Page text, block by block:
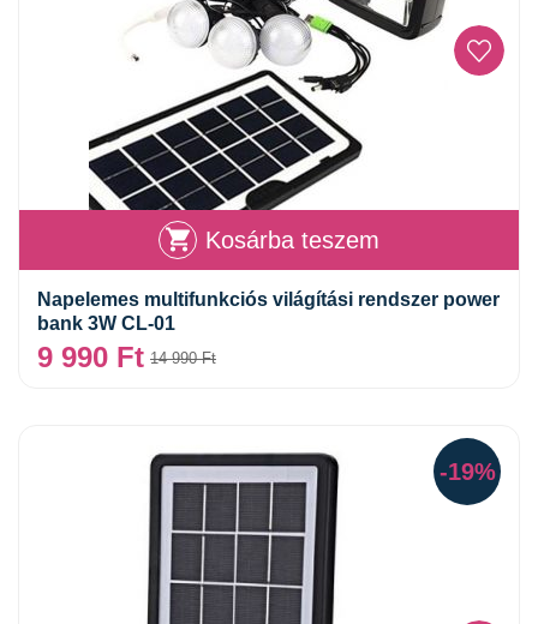
Kosárba teszem
Napelemes multifunkciós világítási rendszer power
bank 3W CL-01
14 990Ft
9 990 Ft
-19%